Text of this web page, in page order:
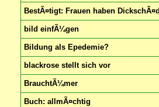
BestÃ¤tigt: Frauen haben
bild einfÃ¼gen
Bildung als Epedemie?
blackrose stellt sich vor
BrauchtÃ¼mer
Buch: allmÃ¤chtig